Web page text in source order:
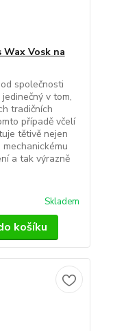
Wax Vosk na
společnosti
v tom,
tradičních
případě včelí
tětivě nejen
a tak výrazně
Skladem
košíku